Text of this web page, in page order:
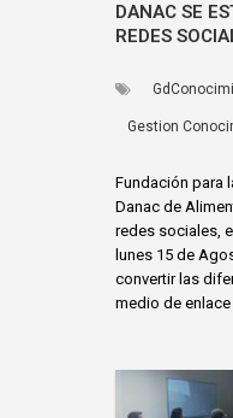
DANAC SE
REDES
Gestion
Fundación para
Danac de
redes sociales,
lunes 15 de
convertir las
medio de